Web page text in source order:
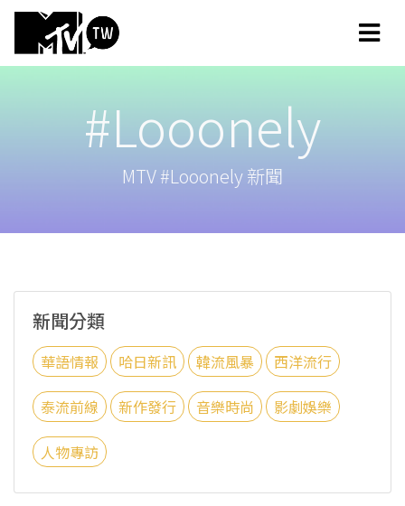
#Looonely
MTV #Looonely 新聞
新聞分類
華語情報 哈日新訊 韓流風暴 西洋流行
泰流前線 新作發行 音樂時尚 影劇娛樂
人物專訪